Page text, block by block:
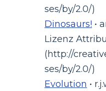
ses/by/2.0/)
Dinosaurs! •
Lizenz
(http://
ses/by/2.0/)
Evolution •